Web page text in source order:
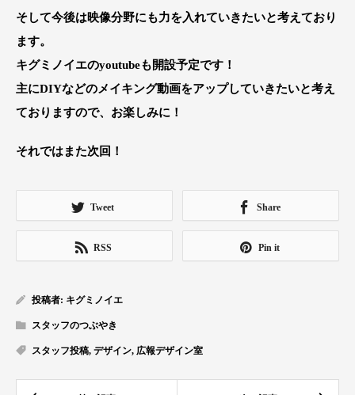
そして今後は映像分野にも力を入れていきたいと考えており
ます。
キグミノイエのyoutubeも開設予定です！
主にDIYなどのメイキング動画をアップしていきたいと考え
ておりますので、お楽しみに！
それではまた次回！
Tweet Share
RSS Pin it
投稿者: キグミノイエ
スタッフのつぶやき
スタッフ投稿, デザイン, 広報デザイン室